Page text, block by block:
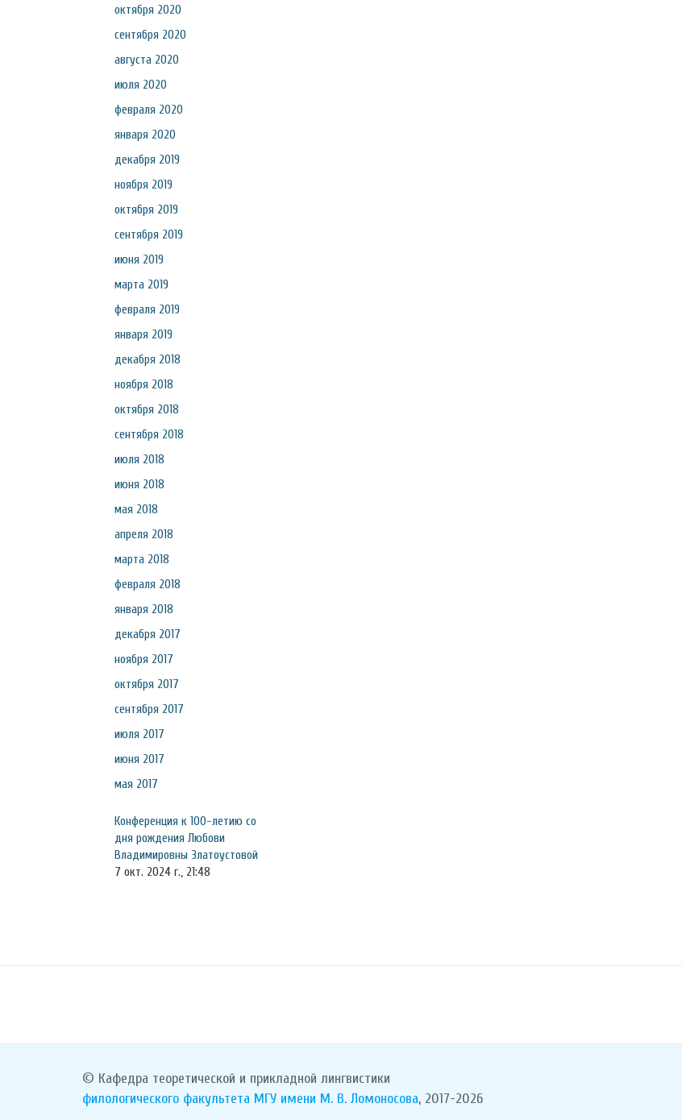
октября 2020
сентября 2020
августа 2020
июля 2020
февраля 2020
января 2020
декабря 2019
ноября 2019
октября 2019
сентября 2019
июня 2019
марта 2019
февраля 2019
января 2019
декабря 2018
ноября 2018
октября 2018
сентября 2018
июля 2018
июня 2018
мая 2018
апреля 2018
марта 2018
февраля 2018
января 2018
декабря 2017
ноября 2017
октября 2017
сентября 2017
июля 2017
июня 2017
мая 2017
Конференция к 100-летию со
дня рождения Любови
Владимировны Златоустовой
7 окт. 2024 г., 21:48
© Кафедра теоретической и прикладной лингвистики
филологического факультета МГУ имени М. В. Ломоносова, 2017-2026